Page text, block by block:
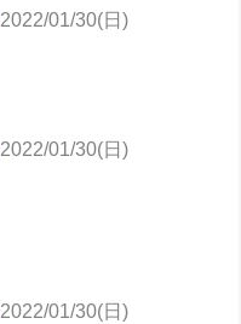
2022/01/30(日)
2022/01/30(日)
2022/01/30(日)